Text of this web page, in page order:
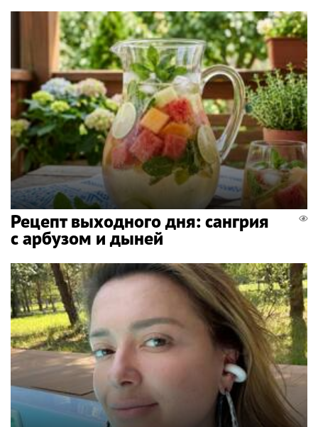
Рецепт выходного дня: сангрия
с арбузом и дыней